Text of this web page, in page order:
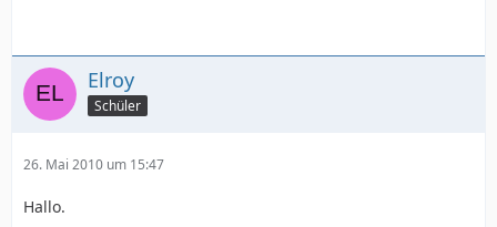
Elroy
Schüler
26. Mai 2010 um 15:47
Hallo.